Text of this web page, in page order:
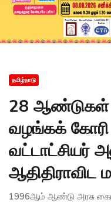
தமிழ்நாடு
28 ஆண்டுகள்
வழங்கக் கோரி
வட்டாட்சியர்
ஆதிதிராவிட
1996ஆம் ஆண்டு அரசு